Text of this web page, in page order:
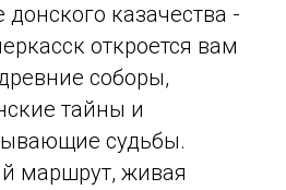
донского казачества -
откроется вам
соборы,
тайны и
судьбы.
маршрут, живая